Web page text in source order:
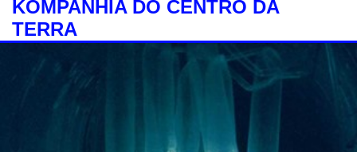
KOMPANHIA DO CENTRO DA
TERRA